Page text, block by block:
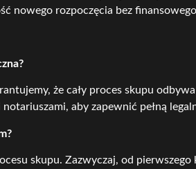
nowego rozpoczęcia bez
że cały proces skupu
aby zapewnić pełną
skupu. Zazwyczaj, od